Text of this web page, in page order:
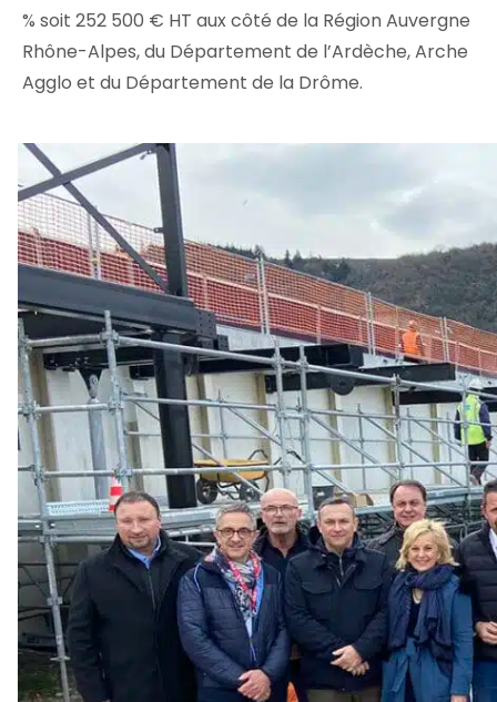
% soit 252 500 € HT aux côté de la Région Auvergne
Rhône-Alpes, du Département de l’Ardèche, Arche
Agglo et du Département de la Drôme.